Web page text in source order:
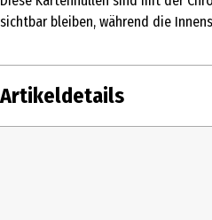
sichtbar bleiben, während die
Artikeldetails